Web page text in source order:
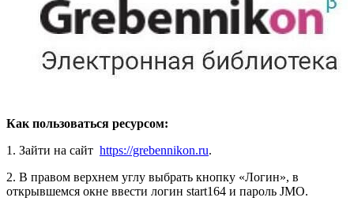
Как пользоваться ресурсом:
1. Зайти на сайт https://grebennikon.ru.
2. В правом верхнем углу выбрать кнопку «Логин», в
открывшемся окне ввести логин start164 и пароль JMO.